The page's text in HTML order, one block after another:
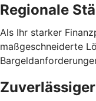
Regionale
Als Ihr starker
maßgeschneiderte